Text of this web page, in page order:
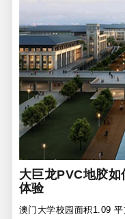
大巨龙PVC地胶如
体验
澳门大学校园面积1.09